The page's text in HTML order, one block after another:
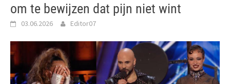
om te bewijzen dat pijn niet wint
03.06.2026 Editor07